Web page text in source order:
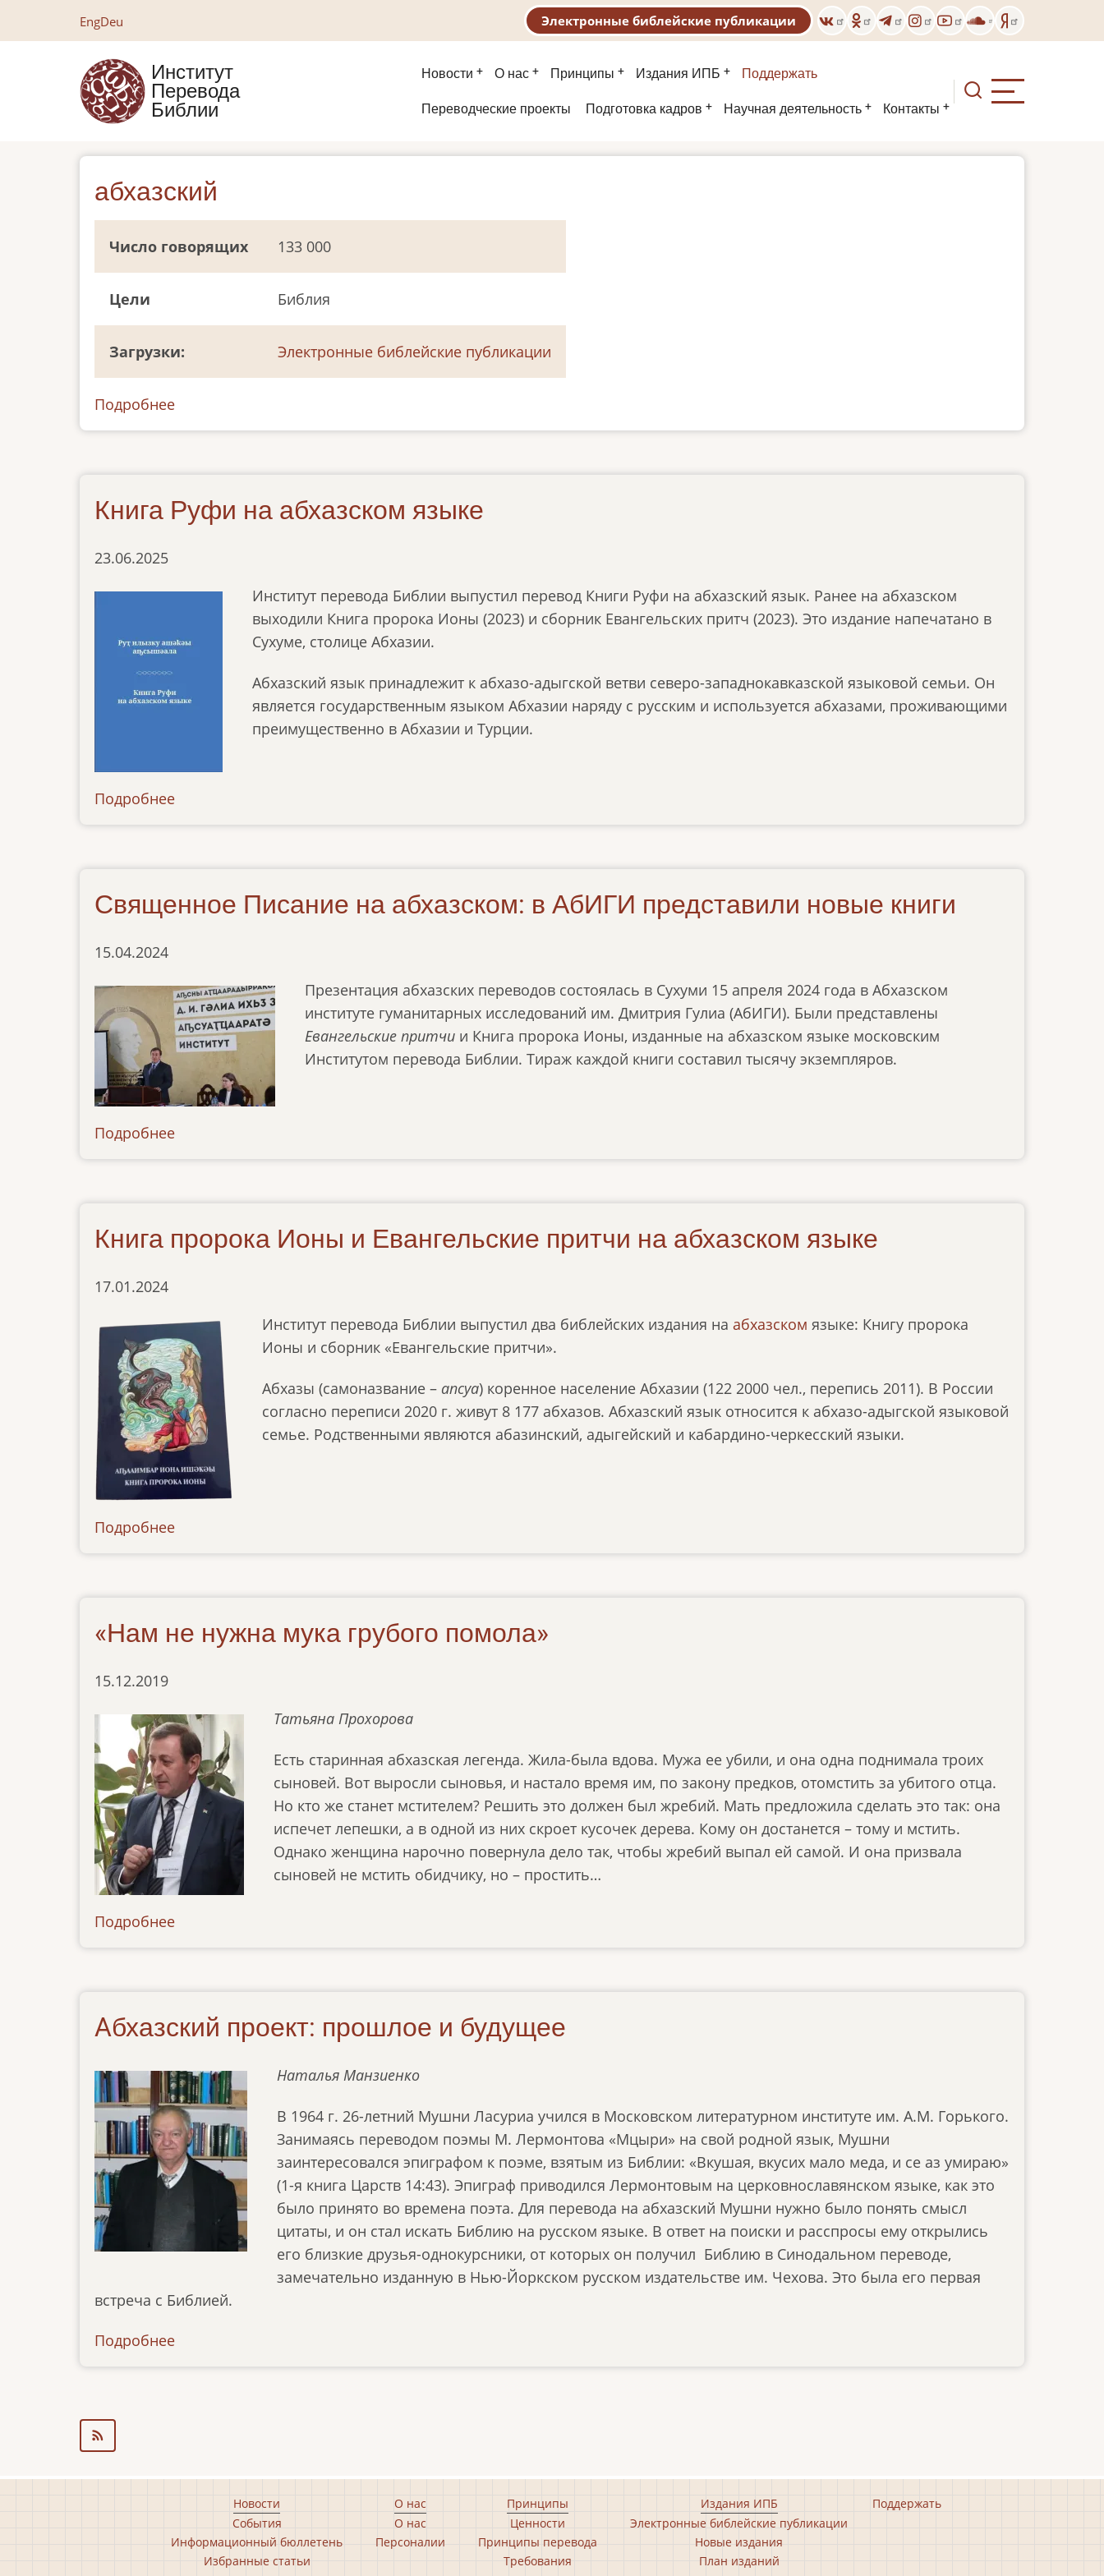
содержанию
EngDeu Электронные библейские публикации
Институт
Перевода
Библии
Основная
навигация
Новости О нас Принципы Издания ИПБ Поддержать
Второе
Переводческие проекты Подготовка кадров Научная деятельность Контакты
абхазский
Число говорящих 133 000
Цели Библия
Загрузки Электронные библейские публикации
Подробнее
абхазский
Книга Руфи на абхазском языке
23.06.2025
Институт перевода Библии выпустил перевод Книги Руфи на абхазский язык. Ранее на абхазском
выходили Книга пророка Ионы (2023) и сборник Евангельских притч (2023). Это издание напечатано в
Сухуме, столице Абхазии.
Абхазский язык принадлежит к абхазо-адыгской ветви северо-западнокавказской языковой семьи. Он
является государственным языком Абхазии наряду с русским и используется абхазами, проживающими
преимущественно в Абхазии и Турции.
Подробнее
na-
abkhazskom-
yazyke
Священное Писание на абхазском: в АбИГИ представили новые книги
15.04.2024
Презентация абхазских переводов состоялась в Сухуми 15 апреля 2024 года в Абхазском
институте гуманитарных исследований им. Дмитрия Гулиа (АбИГИ). Были представлены
Евангельские притчи и Книга пророка Ионы, изданные на абхазском языке московским
Институтом перевода Библии. Тираж каждой книги составил тысячу экземпляров.
Подробнее
Книга пророка Ионы и Евангельские притчи на абхазском языке
17.01.2024
Институт перевода Библии выпустил два библейских издания на абхазском языке: Книгу пророка
Ионы и сборник «Евангельские притчи».
Абхазы (самоназвание – апсуа) коренное население Абхазии (122 2000 чел., перепись 2011). В России
согласно переписи 2020 г. живут 8 177 абхазов. Абхазский язык относится к абхазо-адыгской языковой
семье. Родственными являются абазинский, адыгейский и кабардино-черкесский языки.
Подробнее
«Нам не нужна мука грубого помола»
15.12.2019
Татьяна Прохорова
Есть старинная абхазская легенда. Жила-была вдова. Мужа ее убили, и она одна поднимала троих
сыновей. Вот выросли сыновья, и настало время им, по закону предков, отомстить за убитого отца.
Но кто же станет мстителем? Решить это должен был жребий. Мать предложила сделать это так: она
испечет лепешки, а в одной из них скроет кусочек дерева. Кому он достанется – тому и мстить.
Однако женщина нарочно повернула дело так, чтобы жребий выпал ей самой. И она призвала
сыновей не мстить обидчику, но – простить…
Подробнее
Aбхазский проект: прошлое и будущее
Наталья Манзиенко
В 1964 г. 26-летний Мушни Ласуриа учился в Московском литературном институте им. А.М. Горького.
Занимаясь переводом поэмы М. Лермонтова «Мцыри» на свой родной язык, Мушни
заинтересовался эпиграфом к поэме, взятым из Библии: «Вкушая, вкусих мало меда, и се аз умираю»
(1-я книга Царств 14:43). Эпиграф приводился Лермонтовым на церковнославянском языке, как это
было принято во времена поэта. Для перевода на абхазский Мушни нужно было понять смысл
цитаты, и он стал искать Библию на русском языке. В ответ на поиски и расспросы ему открылись
его близкие друзья-однокурсники, от которых он получил Библию в Синодальном переводе,
замечательно изданную в Нью-Йоркском русском издательстве им. Чехова. Это была его первая
встреча с Библией.
Подробнее
Новости
События
Информационный бюллетень
Избранные статьи
О нас
О нас
Персоналии
Принципы
Ценности
Принципы перевода
Требования
Издания ИПБ
Электронные библейские публикации
Новые издания
План изданий
Поддержать